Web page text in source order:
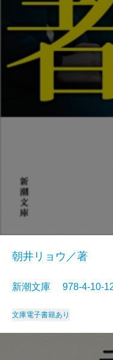
朝井リョウ／著
新潮文庫 978-4-10-
文庫電子書籍あり